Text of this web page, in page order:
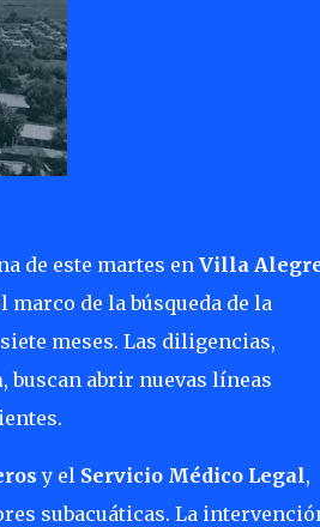
de este martes enVilla
marco de la búsqueda de la
meses. Las diligencias,
, buscan abrir nuevas líneas
y el Servicio Médico Legal,
subacuáticas. La